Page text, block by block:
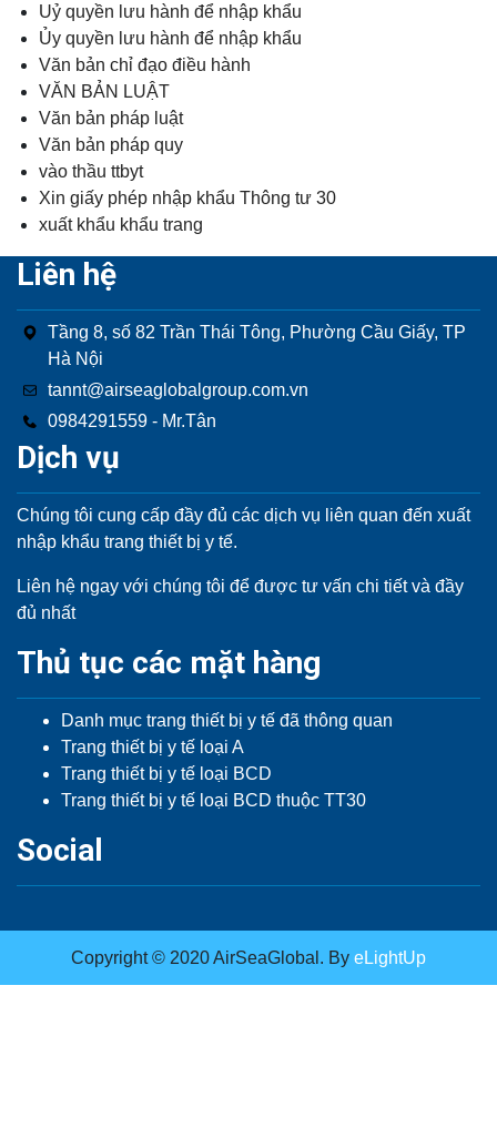
Uỷ quyền lưu hành để nhập khẩu
Ủy quyền lưu hành để nhập khẩu
Văn bản chỉ đạo điều hành
VĂN BẢN LUẬT
Văn bản pháp luật
Văn bản pháp quy
vào thầu ttbyt
Xin giấy phép nhập khẩu Thông tư 30
xuất khẩu khẩu trang
Liên hệ
Tầng 8, số 82 Trần Thái Tông, Phường Cầu Giấy, TP
Hà Nội
tannt@airseaglobalgroup.com.vn
0984291559 - Mr.Tân
Dịch vụ
Chúng tôi cung cấp đầy đủ các dịch vụ liên quan đến xuất
nhập khẩu trang thiết bị y tế.
Liên hệ ngay với chúng tôi để được tư vấn chi tiết và đầy
đủ nhất
Thủ tục các mặt hàng
Danh mục trang thiết bị y tế đã thông quan
Trang thiết bị y tế loại A
Trang thiết bị y tế loại BCD
Trang thiết bị y tế loại BCD thuộc TT30
Social
Copyright © 2020 AirSeaGlobal. By eLightUp